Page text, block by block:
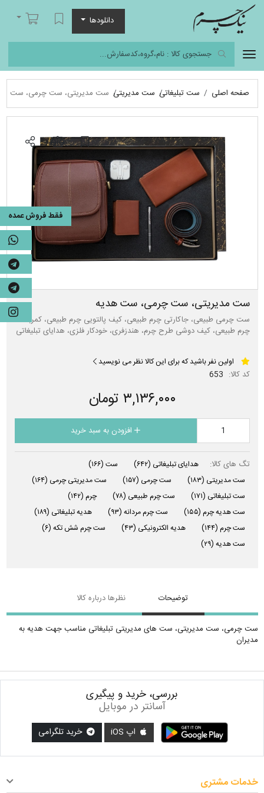
دانلودها
لیست مورد علاقه
سبد خرید
صفحه اصلی ست تبلیغاتی ست مدیریتی ست مدیریتی، ست چرمی، ست
ست مدیریتی، ست چرمی، ست هدیه
ست چرمی طبیعی، جاکارتی چرم طبیعی، کیف پالتویی چرم طبیعی، کمربند
چرم طبیعی، کیف دوشی طرح چرم، هندزفری، خودکار فلزی، هدایای تبلیغاتی
اولین نفر باشید که برای این کالا نظر می نویسید
کد کالا: 653
۳,۱۳۶,۰۰۰ تومان
افزودن به سبد خرید
تگ های کالا: هدایای تبلیغاتی (۶۴۲) ست (۱۶۶)
ست مدیریتی (۱۸۳) ست چرمی (۱۵۷) ست مدیریتی چرمی (۱۶۴)
ست تبلیغاتی (۱۷۱) ست چرم طبیعی (۷۸) چرم (۱۴۲)
ست هدیه چرم (۱۵۵) ست چرم مردانه (۹۳) هدیه تبلیغاتی (۱۸۹)
ست چرم (۱۴۴) هدیه الکترونیکی (۴۳) ست چرم شش تکه (۶)
ست هدیه (۲۹)
توضیحات نظرها درباره کالا
ست چرمی، ست مدیریتی، ست های مدیریتی تبلیغاتی مناسب جهت هدیه به
مدیران
بررسی، خرید و پیگیری
آسانتر در موبایل
اپ iOS خرید تلگرامی
خدمات مشتری
فقط فروش عمده